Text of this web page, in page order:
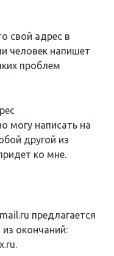
свой адрес в
человек напишет
проблем
могу написать на
другой из
ко мне.
предлагается
окончаний: